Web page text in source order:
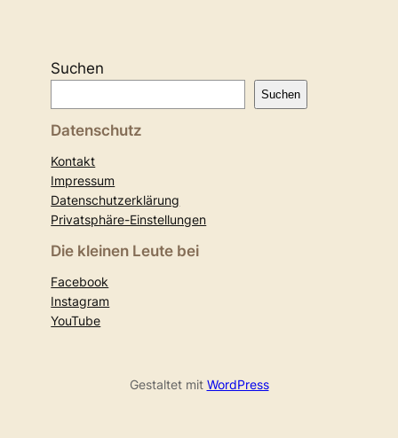
Suchen
Suchen
Datenschutz
Kontakt
Impressum
Datenschutzerklärung
Privatsphäre-Einstellungen
Die kleinen Leute bei
Facebook
Instagram
YouTube
Gestaltet mit WordPress